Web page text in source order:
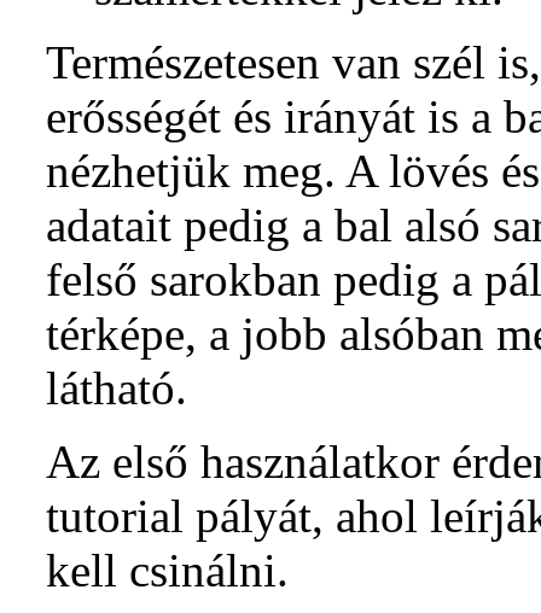
Természetesen van szél
erősségét és irányát is a
nézhetjük meg. A lövés
adatait pedig a bal alsó
felső sarokban pedig a
térképe, a jobb alsóban
látható.
Az első használatkor
tutorial pályát, ahol
kell csinálni.